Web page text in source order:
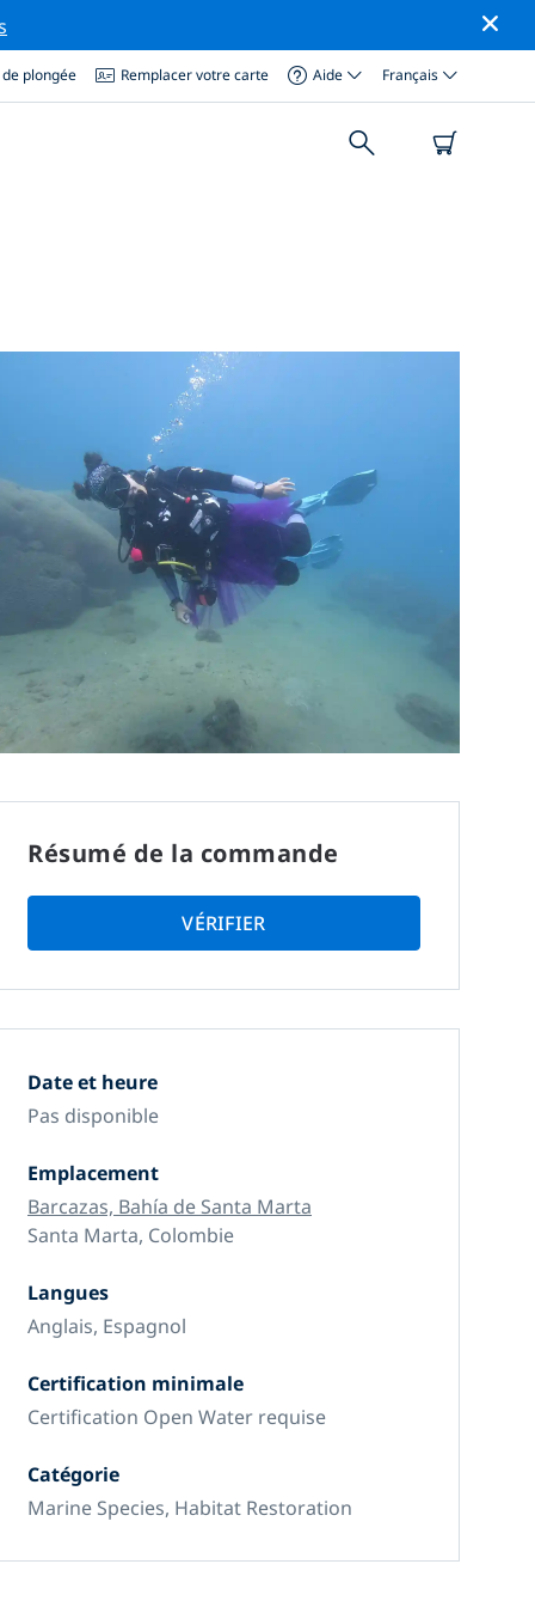
plongée Remplacer votre carte Aide Français
Résumé de la commande
VÉRIFIER
Date et heure
Pas disponible
Emplacement
Barcazas, Bahía de Santa Marta
Santa Marta, Colombie
Langues
Anglais, Espagnol
Certification minimale
Certification Open Water requise
Catégorie
Marine Species, Habitat Restoration